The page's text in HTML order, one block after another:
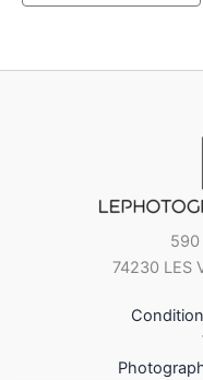
590
74230 LES